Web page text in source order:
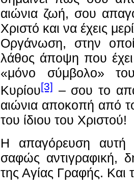
αιώνια ζωή, σου
Χριστό και να έχεις
Οργάνωση, στην
λάθος άποψη που έχει
«μόνο σύμβολο»
Κυρίου[3] – σου το
αιώνια αποκοπή από
του ίδιου του Χριστού!
Η απαγόρευση αυτή
σαφώς αντιγραφική,
της Αγίας Γραφής. Και